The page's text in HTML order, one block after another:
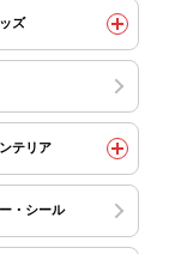
ズ
テリア
・シール